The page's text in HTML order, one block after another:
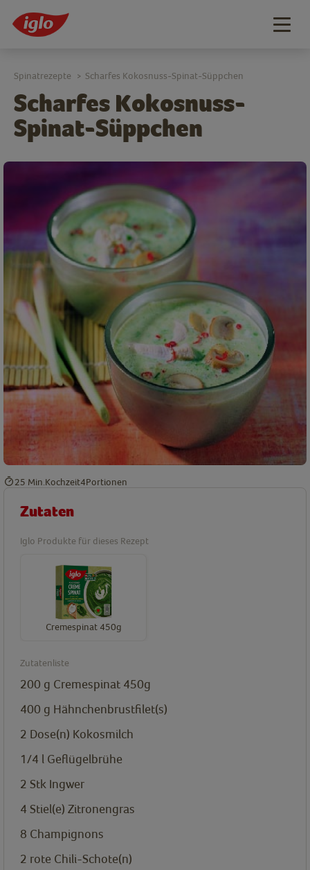
Scharfes Kokosnuss-
Spinat-Süppchen
Spinatrezepte > Scharfes Kokosnuss-Spinat-Süppchen
25 Min. Kochzeit4Portionen
Zutaten
Iglo Produkte für dieses Rezept
Cremespinat 450g
Zutatenliste
200 g Cremespinat 450g
400 g Hähnchenbrustfilet(s)
2 Dose(n) Kokosmilch
1/4 l Geflügelbrühe
2 Stk Ingwer
4 Stiel(e) Zitronengras
8 Champignons
2 rote Chili-Schote(n)